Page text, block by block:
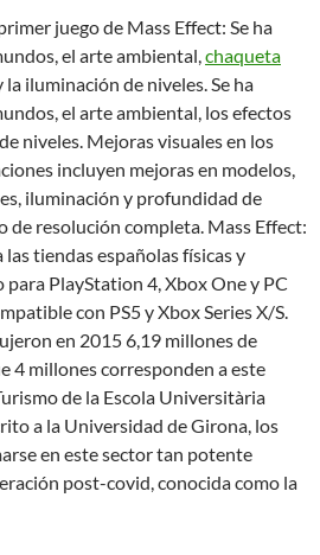
juego de Mass Effect: Se ha
el arte ambiental,chaqueta
iluminación de niveles. Se ha
el arte ambiental, los efectos
niveles. Mejoras visuales en los
incluyen mejoras en modelos,
iluminación y profundidad de
de resolución completa. Mass Effect:
tiendas españolas físicas y
PlayStation 4, Xbox One y PC
con PS5 y Xbox Series X/S.
en 2015 6,19 millones de
4 millones corresponden a este
de la Escola Universitària
a la Universidad de Girona, los
en este sector tan potente
post-covid, conocida como la